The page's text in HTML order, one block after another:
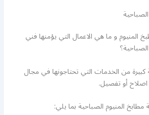
المنيوم و ما هي الاعمال التي يؤمنها فني
من الخدمات التي تحتاجونها في مجال
أو تفصيل.
المنيوم الصباحية بما يلي: